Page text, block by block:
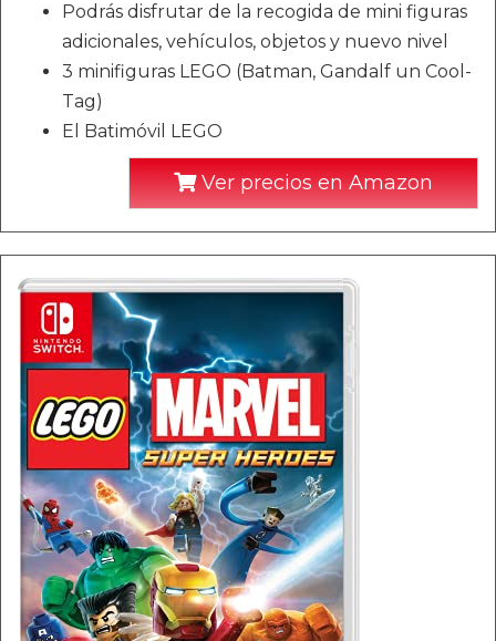
Podrás disfrutar de la recogida de mini figuras
adicionales, vehículos, objetos y nuevo nivel
3 minifiguras LEGO (Batman, Gandalf un Cool-
Tag)
El Batimóvil LEGO
Ver precios en Amazon